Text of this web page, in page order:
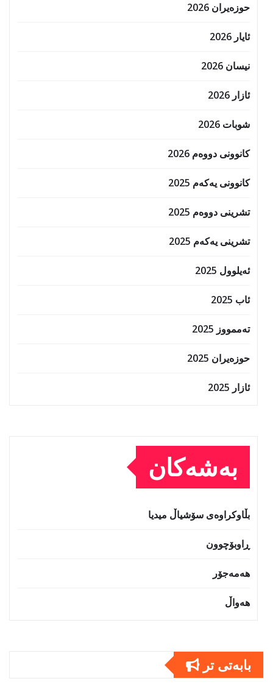
حوزه‌یران 2026
ئایار 2026
نیسان 2026
ئازار 2026
شوبات 2026
کانوونی دووەم 2026
کانوونی یەکەم 2025
تشرینی دووەم 2025
تشرینی یەکەم 2025
ئەیلوول 2025
ئاب 2025
تەممووز 2025
حوزه‌یران 2025
ئازار 2025
بەشەکان
بڵاوکراوەی سۆشیاڵ میدیا
ڕاوبۆچوون
هەمەجۆر
هەواڵ
بابەتى تر